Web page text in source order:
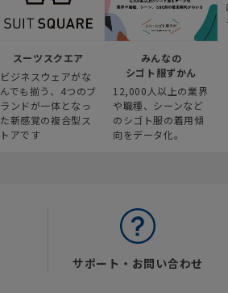
スーツスクエア
ビジネスウェアがな
んでも揃う、4つのブ
ランドが一体となっ
た新感覚の複合型ス
トアです
みんなの
シゴト服ずかん
12,000人以上の業界
や職種、シーンなど
のシゴト服の着用傾
向をデータ化。
サポート・お問い合わせ